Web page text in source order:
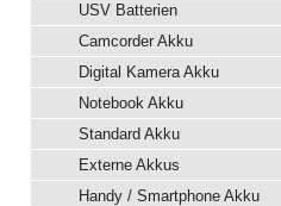
USV Batterien
Camcorder Akku
Digital Kamera Akku
Notebook Akku
Standard Akku
Externe Akkus
Handy / Smartphone Akku